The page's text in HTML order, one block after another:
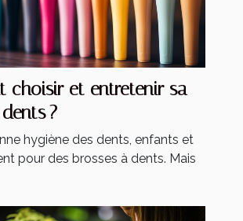
choisir et entretenir sa
?
hygiène des dents, enfants et
pour des brosses à dents. Mais